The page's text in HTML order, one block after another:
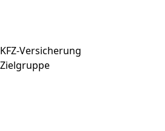
KFZ-Versicherung
Zielgruppe